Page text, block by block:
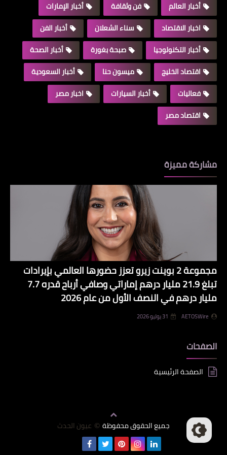
أخبار العالم فن وثقافة
أخبار الإمارات
اخبار الاقتصاد
سناء الشعلان
أخبار الفن
أخبار التكنولوجيا
صبحة بغورة
أخبار الصحة
اقتصاد الخليج
ميسون حنا
أخبار السعودية
فعاليات
أخبار السيارات
اخبار مصر
اقتصاد مصر
مشاركة مميزة
مجموعة 2 بوينت زيرو تعزز حضورها العالمي بإيرادات
تبلغ 21.9 مليار درهم إماراتي وصافي أرباح قدره 7.7
مليار درهم في النصف الأول من عام 2026
AETOSWire 31 يوليو 2026
الصفحات
الصفحة الرئيسية
جميع الحقوق محفوظة © عيون الحدث